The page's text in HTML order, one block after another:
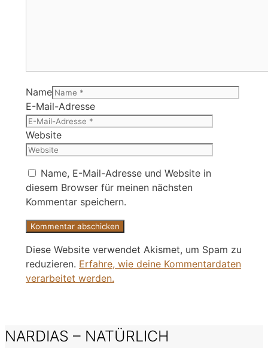
Name
E-Mail-Adresse
Website
Name, E-Mail-Adresse und Website in
diesem Browser für meinen nächsten
Kommentar speichern.
Diese Website verwendet Akismet, um Spam zu
reduzieren. Erfahre, wie deine Kommentardaten
verarbeitet werden.
NARDIAS – NATÜRLICH